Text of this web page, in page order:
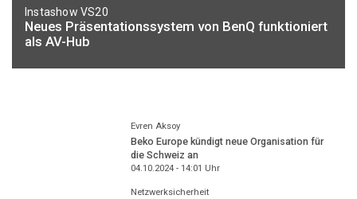
Instashow VS20
Neues Präsentationssystem von BenQ funktioniert
als AV-Hub
Evren Aksoy
Beko Europe kündigt neue Organisation für
die Schweiz an
04.10.2024 - 14:01 Uhr
Netzwerksicherheit